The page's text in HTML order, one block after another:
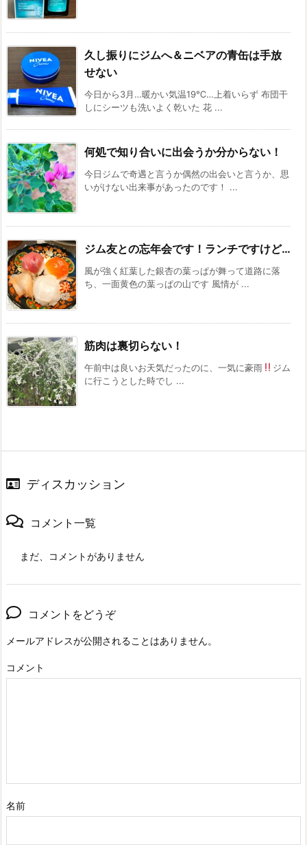
久し振りにジムへ＆ニベアの青缶は手放
せない
今日から3月…暖かい気温19℃…上着いらず 布団干
しにシーツも洗いよく乾いた 花 ...
何処で知り合いに出会うか分からない！
今日ジムで奇遇と言うか偶然の出会いと言うか、思
いがけない出来事があったのです！ ...
ジム友との忘年会です！ランチですけど…
風が強く紅葉した銀杏の葉っぱが舞って道路に落
ち、一面黄色の葉っぱの山です 風情が ...
筋肉は裏切らない！
午前中は良いお天気だったのに、一気に豪雨
ジム
に行こうとした時でし ...
ディスカッション
コメント一覧
まだ、コメントがありません
コメントをどうぞ
メールアドレスが公開されることはありません。
コメント
名前